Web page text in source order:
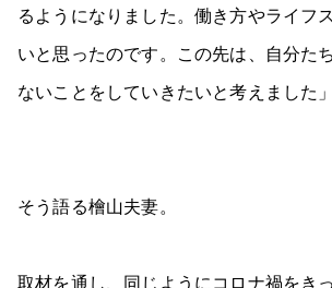
るようになりました。働き方やライフ
いと思ったのです。この先は、自分た
ないことをしていきたいと考えました」
そう語る檜山夫妻。
取材を通し、同じようにコロナ禍をき